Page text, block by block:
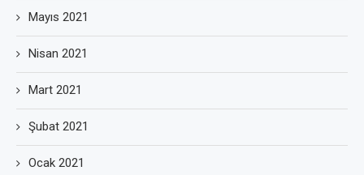
Mayıs 2021
Nisan 2021
Mart 2021
Şubat 2021
Ocak 2021